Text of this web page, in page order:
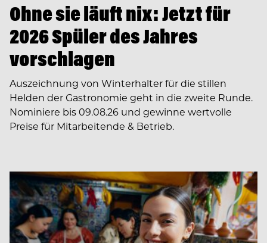
Ohne sie läuft nix: Jetzt für
2026 Spüler des Jahres
vorschlagen
Auszeichnung von Winterhalter für die stillen
Helden der Gastronomie geht in die zweite Runde.
Nominiere bis 09.08.26 und gewinne wertvolle
Preise für Mitarbeitende & Betrieb.